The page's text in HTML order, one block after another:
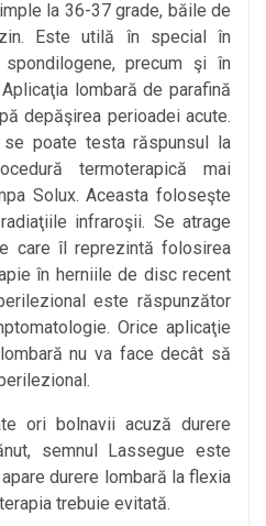
la 36-37 grade, băile de
Este utilă în special în
precum şi în
lombară de parafină
depăşirea perioadei acute.
poate testa răspunsul la
termoterapică mai
Solux. Aceasta foloseşte
infraroşii. Se atrage
care îl reprezintă folosirea
în herniile de disc recent
este răspunzător
Orice aplicaţie
nu va face decât să
bolnavii acuză durere
semnul Lassegue este
durere lombară la flexia
trebuie evitată.